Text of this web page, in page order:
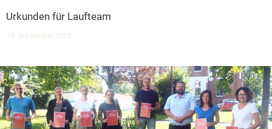
Urkunden für Laufteam
18. September 2023